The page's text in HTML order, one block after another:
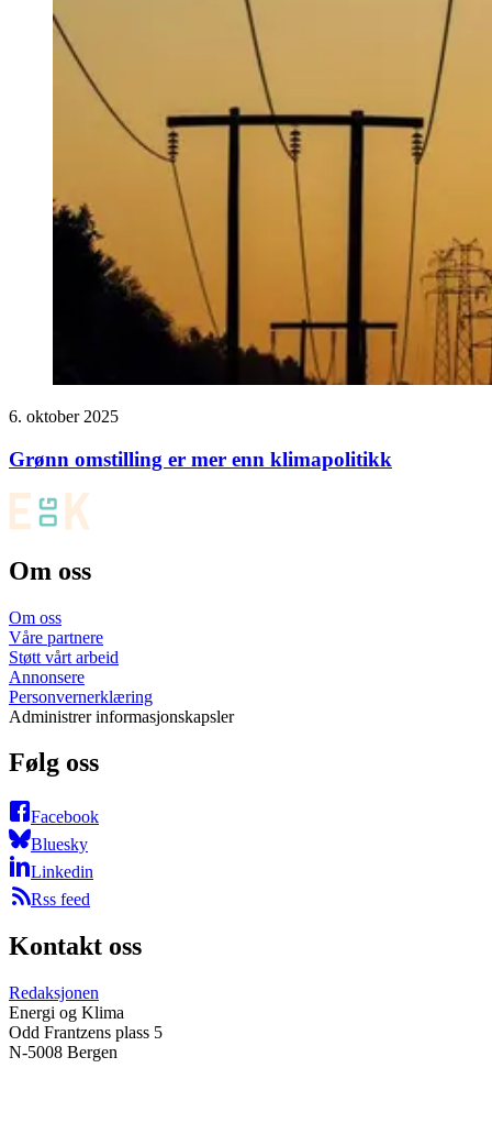
6. oktober 2025
Grønn omstilling er mer enn klimapolitikk
Om oss
Om oss
Våre partnere
Støtt vårt arbeid
Annonsere
Personvernerklæring
Administrer informasjonskapsler
Følg oss
Facebook
Bluesky
Linkedin
Rss feed
Kontakt oss
Redaksjonen
Energi og Klima
Odd Frantzens plass 5
N-5008 Bergen